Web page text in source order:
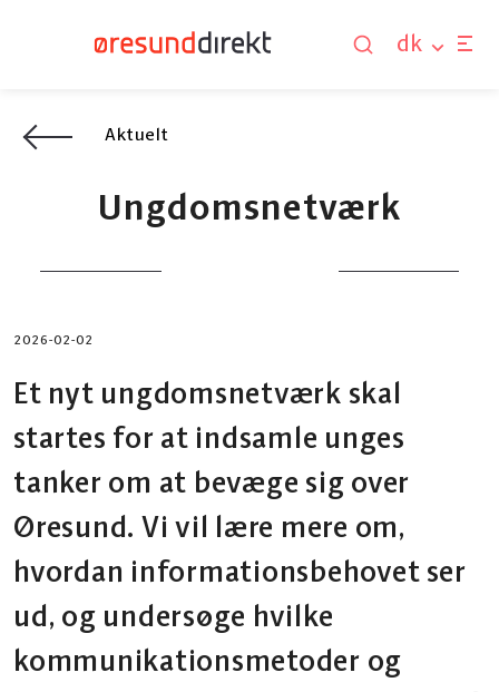
dk
Aktuelt
Ungdomsnetværk
2026-02-02
Et nyt ungdomsnetværk skal
startes for at indsamle unges
tanker om at bevæge sig over
Øresund. Vi vil lære mere om,
hvordan informationsbehovet ser
ud, og undersøge hvilke
kommunikationsmetoder og